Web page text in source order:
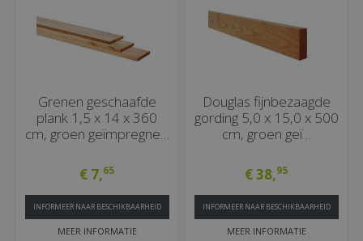
Grenen geschaafde
plank 1,5 x 14 x 360
cm, groen geïmpregne…
€ 7,65
MEER INFORMATIE
INFORMEER NAAR BESCHIKBAARHEID
Douglas fijnbezaagde
gording 5,0 x 15,0 x 500
cm, groen geï…
€38,95
MEER INFORMATIE
INFORMEER NAAR BESCHIKBAARHEID